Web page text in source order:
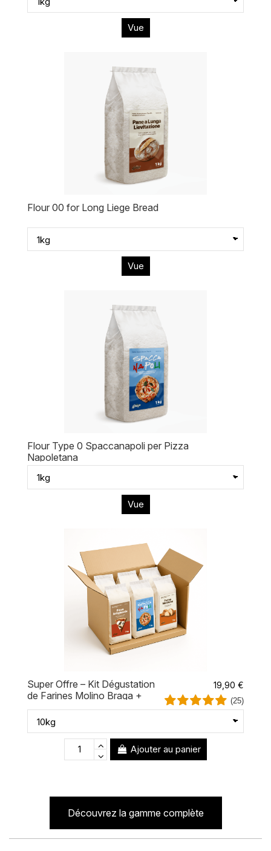
Vue
Flour 00 for Long Liege Bread
Vue
Flour Type 0 Spaccanapoli per Pizza
Napoletana
Vue
Super Offre – Kit Dégustation
de Farines Molino Braga +
Livraison Gratuite
19,90 €
(25)
Ajouter au panier
Découvrez la gamme complète